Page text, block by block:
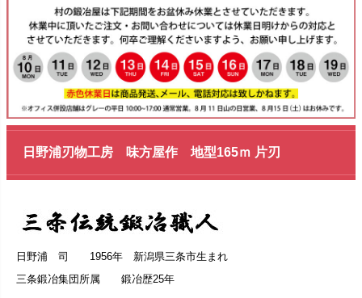
日野浦刃物工房 味方屋作 地型165ｍ 片刃
日野浦 司 1956年 新潟県三条市生まれ
三条鍛冶集団所属 鍛冶歴25年